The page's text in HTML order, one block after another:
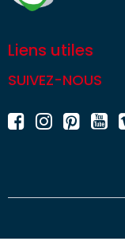
Liens utiles
SUIVEZ-NOUS